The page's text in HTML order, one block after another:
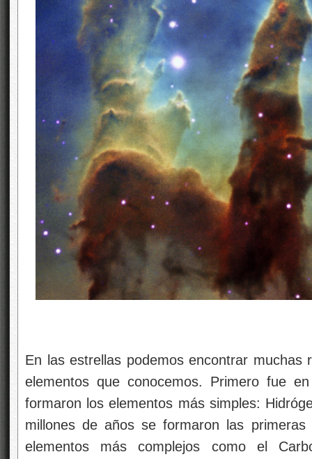
En las estrellas podemos encontrar
elementos que conocemos. Primero fue
formaron los elementos más simples:
millones de años se formaron las
elementos más complejos como el